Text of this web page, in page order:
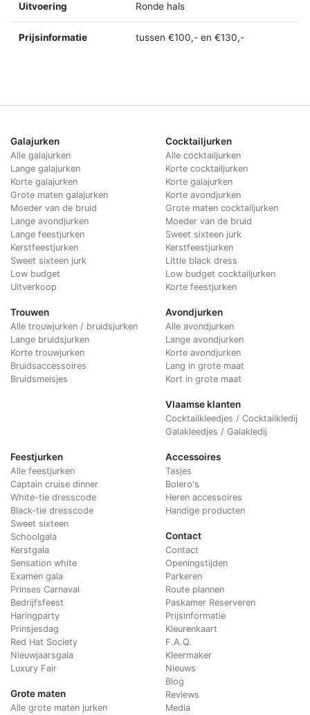
Uitvoering Ronde hals
Prijsinformatie tussen €100,- en €130,-
Galajurken
Alle galajurken
Lange galajurken
Korte galajurken
Grote maten galajurken
Moeder van de bruid
Lange avondjurken
Lange feestjurken
Kerstfeestjurken
Sweet sixteen jurk
Low budget
Uitverkoop
Trouwen
Alle trouwjurken / bruidsjurken
Lange bruidsjurken
Korte trouwjurken
Bruidsaccessoires
Bruidsmeisjes
Cocktailjurken
Alle cocktailjurken
Korte cocktailjurken
Korte galajurken
Korte avondjurken
Grote maten cocktailjurken
Moeder van de bruid
Sweet sixteen jurk
Kerstfeestjurken
Little black dress
Low budget cocktailjurken
Korte feestjurken
Avondjurken
Alle avondjurken
Lange avondjurken
Korte avondjurken
Lang in grote maat
Kort in grote maat
Vlaamse klanten
Cocktailkleedjes / Cocktailkledij
Galakleedjes / Galakledij
Feestjurken
Alle feestjurken
Captain cruise dinner
White-tie dresscode
Black-tie dresscode
Sweet sixteen
Schoolgala
Kerstgala
Sensation white
Examen gala
Prinses Carnaval
Bedrijfsfeest
Haringparty
Prinsjesdag
Red Hat Society
Nieuwjaarsgala
Luxury Fair
Grote maten
Alle grote maten jurken
Accessoires
Tasjes
Bolero's
Heren accessoires
Handige producten
Contact
Contact
Openingstijden
Parkeren
Route plannen
Paskamer Reserveren
Prijsinformatie
Kleurenkaart
F.A.Q.
Kleermaker
Nieuws
Blog
Reviews
Media